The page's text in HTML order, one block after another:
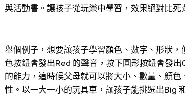
與活動書。讓孩子從玩樂中學習，效果絕對比死
舉個例子，想要讓孩子學習顏色、數字、形狀
色按鈕會發出Red 的聲音，按下圓形按鈕會發
的能力，這時候父母就可以將大小、數量、顏
性。以一大一小的玩具車，讓孩子能挑選出Big